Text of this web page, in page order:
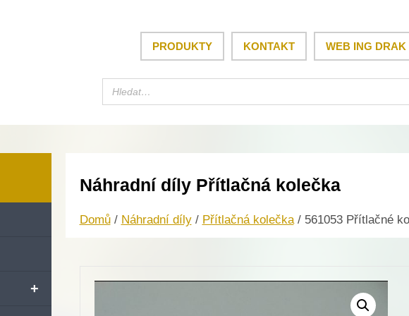
PRODUKTY KONTAKT WEB ING DRAK
+
Náhradní díly Přítlačná kolečka
Domů/ Náhradní díly/ Přítlačná kolečka/ 561053 Přítlačné